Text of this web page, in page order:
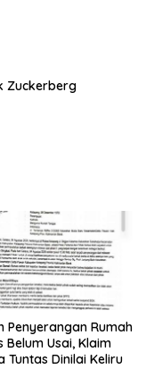
Zuckerberg
Penyerangan Rumah
Belum Usai, Klaim
Tuntas Dinilai Keliru